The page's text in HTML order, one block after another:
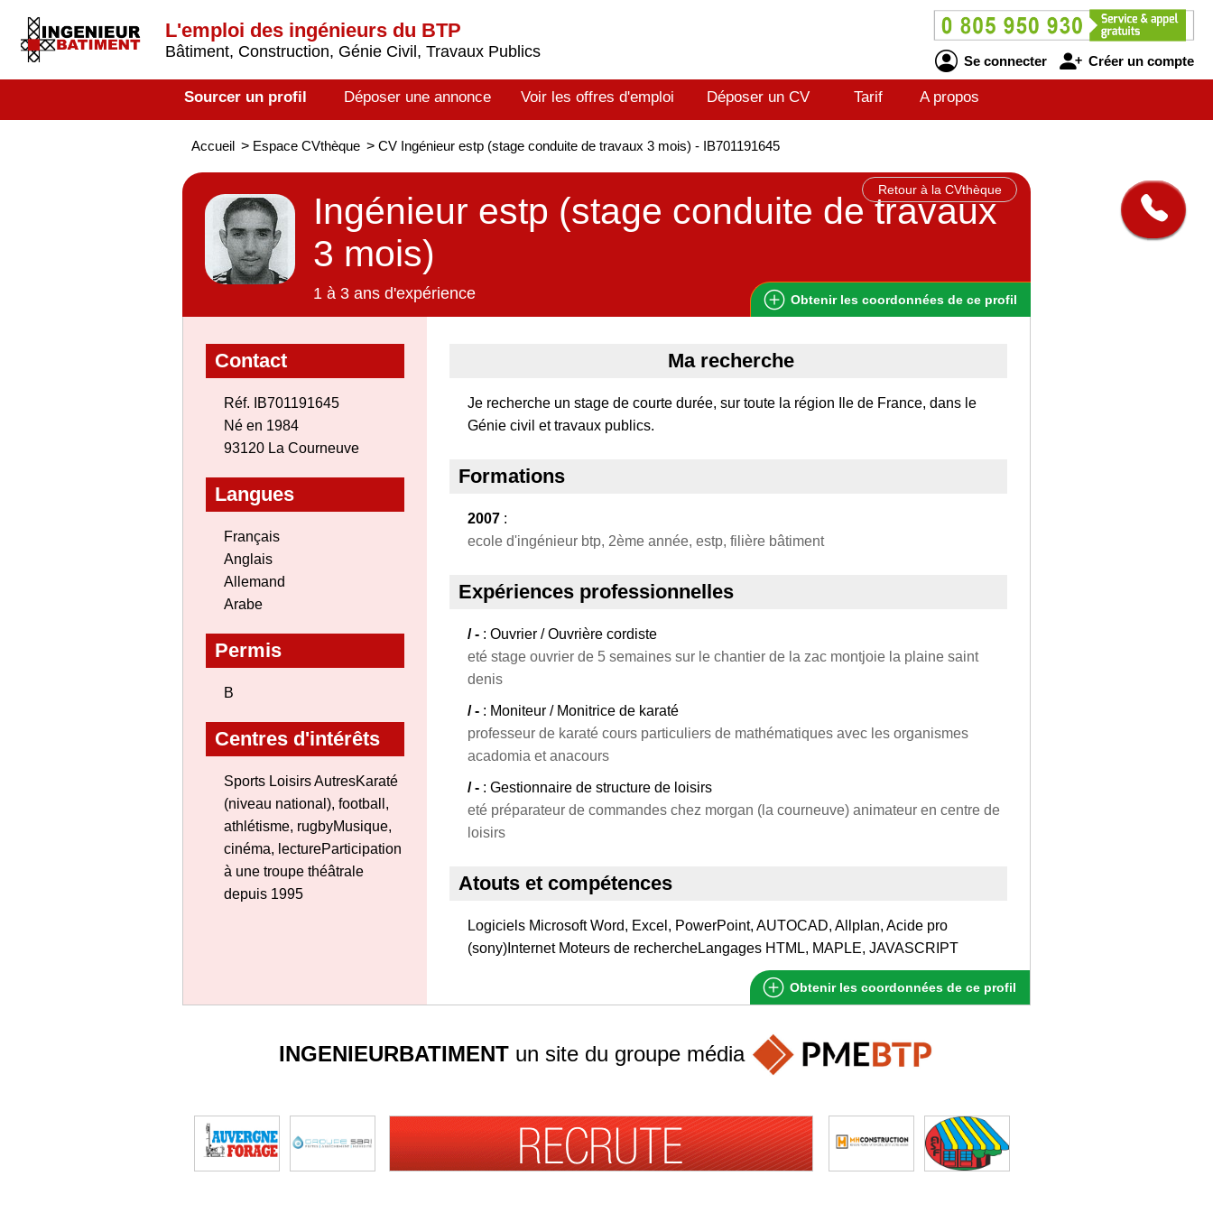
L'emploi des ingénieurs du BTP
Bâtiment, Construction, Génie Civil, Travaux Publics
Se connecter Créer un compte
Sourcer un profil Déposer une annonce Voir les offres d'emploi Déposer un CV Tarif A propos
Accueil > Espace CVthèque > CV Ingénieur estp (stage conduite de travaux 3 mois) - IB701191645
Retour à la CVthèque
Ingénieur estp (stage conduite de travaux
3 mois)
1 à 3 ans d'expérience Obtenir les coordonnées de ce profil
Contact
Réf. IB701191645
Né en 1984
93120 La Courneuve
Langues
Français
Anglais
Allemand
Arabe
Permis
B
Centres d'intérêts
Sports Loisirs AutresKaraté
(niveau national), football,
athlétisme, rugbyMusique,
cinéma, lectureParticipation
à une troupe théâtrale
depuis 1995
Ma recherche
Je recherche un stage de courte durée, sur toute la région Ile de France, dans le
Génie civil et travaux publics.
Formations
2007 :
ecole d'ingénieur btp, 2ème année, estp, filière bâtiment
Expériences professionnelles
/ - : Ouvrier / Ouvrière cordiste
eté stage ouvrier de 5 semaines sur le chantier de la zac montjoie la plaine saint
denis
/ - : Moniteur / Monitrice de karaté
professeur de karaté cours particuliers de mathématiques avec les organismes
acadomia et anacours
/ - : Gestionnaire de structure de loisirs
eté préparateur de commandes chez morgan (la courneuve) animateur en centre de
loisirs
Atouts et compétences
Logiciels Microsoft Word, Excel, PowerPoint, AUTOCAD, Allplan, Acide pro
(sony)Internet Moteurs de rechercheLangages HTML, MAPLE, JAVASCRIPT
Obtenir les coordonnées de ce profil
INGENIEURBATIMENT un site du groupe média